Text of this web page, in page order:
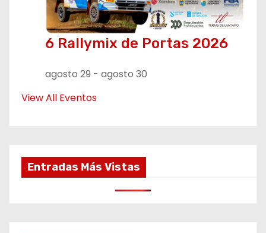
6 Rallymix de Portas 2026
agosto 29 - agosto 30
View All Eventos
Entradas Más Vistas